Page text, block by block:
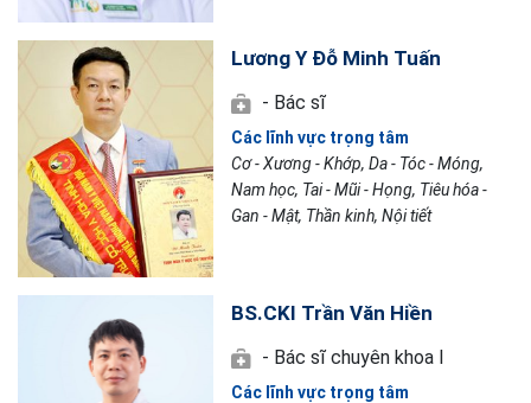
Lương Y Đỗ Minh Tuấn
- Bác sĩ
Các lĩnh vực trọng tâm
Cơ - Xương - Khớp, Da - Tóc - Móng,
Nam học, Tai - Mũi - Họng, Tiêu hóa -
Gan - Mật, Thần kinh, Nội tiết
BS.CKI Trần Văn Hiền
- Bác sĩ chuyên khoa I
Các lĩnh vực trọng tâm